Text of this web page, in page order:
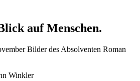
auf Menschen.
Bilder des Absolventen Roman
Winkler